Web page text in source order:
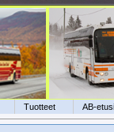
Tuotteet AB-